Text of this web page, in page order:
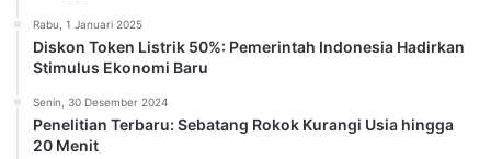
Rabu, 1 Januari 2025
Diskon Token Listrik 50%: Pemerintah Indonesia Hadirkan
Stimulus Ekonomi Baru
Senin, 30 Desember 2024
Penelitian Terbaru: Sebatang Rokok Kurangi Usia hingga
20 Menit